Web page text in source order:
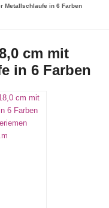
Metallschlaufe in 6 Farben
cm mit
in 6 Farben